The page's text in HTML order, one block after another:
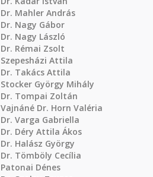
Dr. Mahler András
Dr. Nagy Gábor
Dr. Nagy László
Dr. Rémai Zsolt
Szepesházi Attila
Dr. Takács Attila
Stocker György Mihály
Dr. Tompai Zoltán
Vajnáné Dr. Horn Valéria
Dr. Varga Gabriella
Dr. Déry Attila Ákos
Dr. Halász György
Dr. Tömböly Cecília
Patonai Dénes